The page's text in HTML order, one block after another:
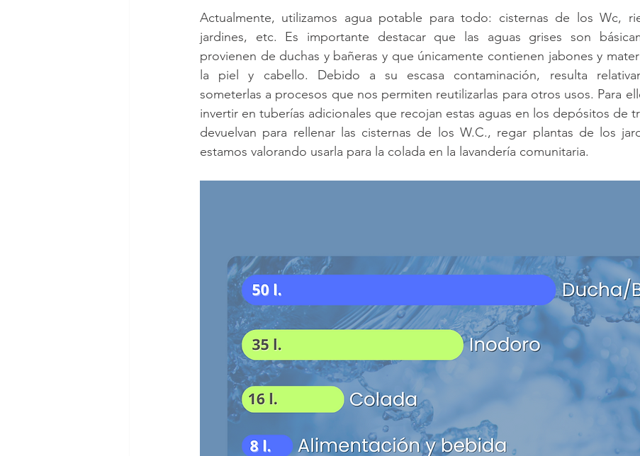
Actualmente, utilizamos agua potable para todo: cisternas de los Wc,
jardines, etc. Es importante destacar que las aguas grises son
provienen de duchas y bañeras y que únicamente contienen jabones y
la piel y cabello. Debido a su escasa contaminación, resulta
someterlas a procesos que nos permiten reutilizarlas para otros usos. Para
invertir en tuberías adicionales que recojan estas aguas en los depósitos de
devuelvan para rellenar las cisternas de los W.C., regar plantas de los
estamos valorando usarla para la colada en la lavandería comunitaria.